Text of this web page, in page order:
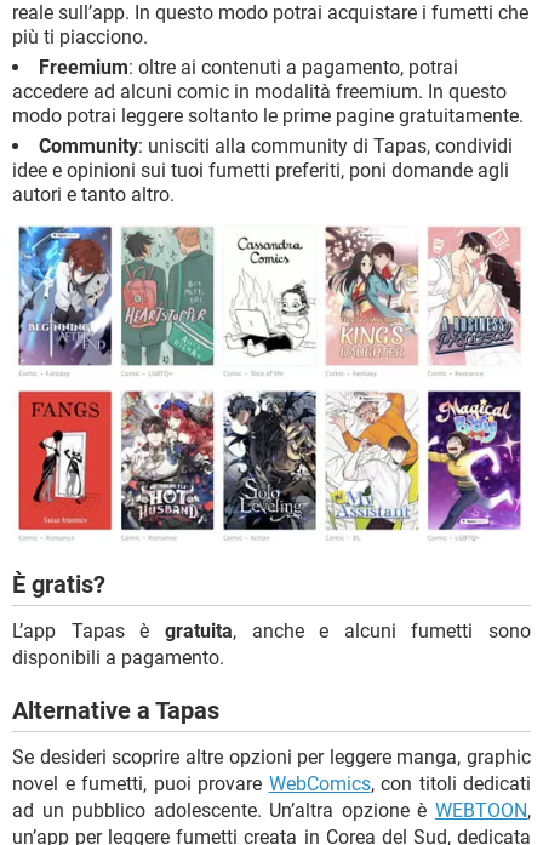
reale sull’app. In questo modo potrai acquistare i fumetti che
più ti piacciono.
Freemium: oltre ai contenuti a pagamento, potrai
accedere ad alcuni comic in modalità freemium. In questo
modo potrai leggere soltanto le prime pagine gratuitamente.
Community: unisciti alla community di Tapas, condividi
idee e opinioni sui tuoi fumetti preferiti, poni domande agli
autori e tanto altro.
È gratis?
L’app Tapas è gratuita, anche e alcuni fumetti sono
disponibili a pagamento.
Alternative a Tapas
Se desideri scoprire altre opzioni per leggere manga, graphic
novel e fumetti, puoi provare WebComics, con titoli dedicati
ad un pubblico adolescente. Un’altra opzione è WEBTOON,
un’app per leggere fumetti creata in Corea del Sud, dedicata